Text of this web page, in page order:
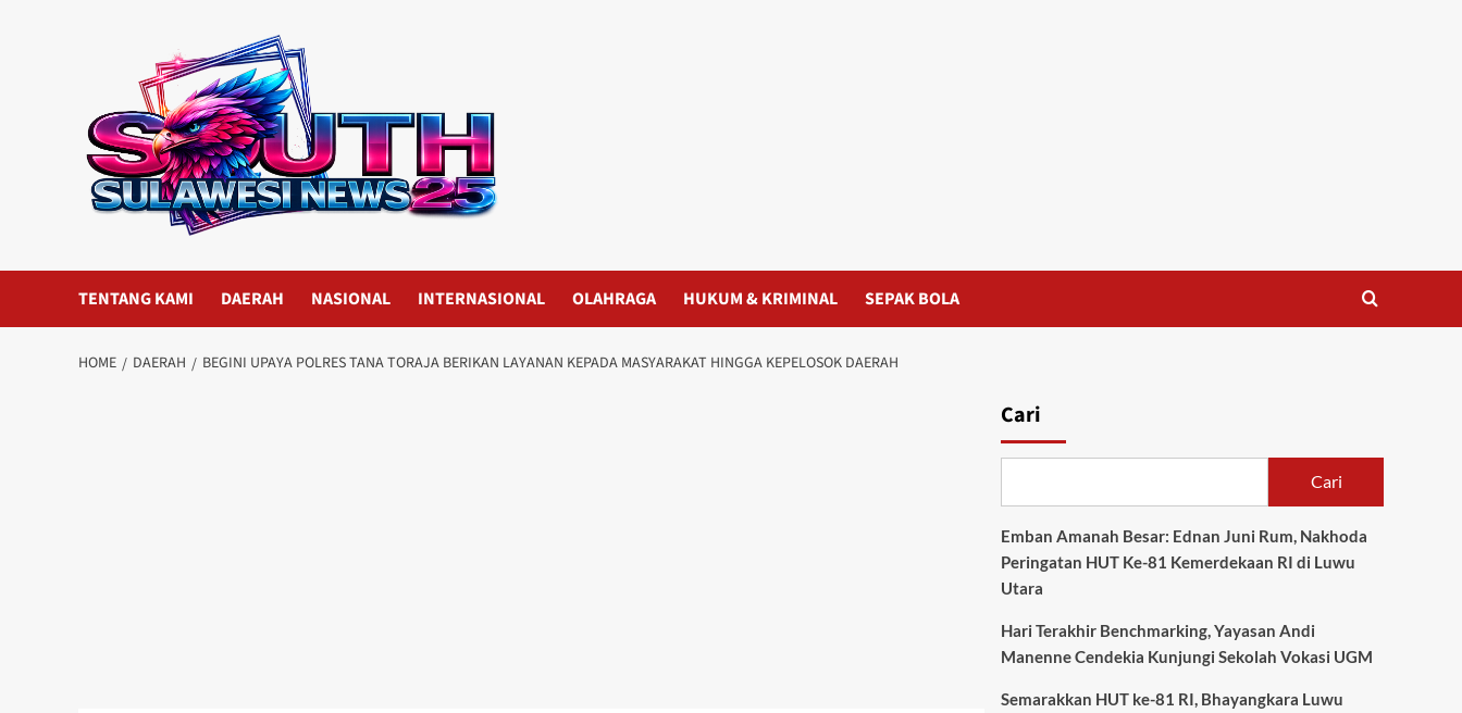
TENTANG KAMI DAERAH NASIONAL INTERNASIONAL OLAHRAGA HUKUM & KRIMINAL SEPAK BOLA
HOME DAERAH BEGINI UPAYA POLRES TANA TORAJA BERIKAN LAYANAN KEPADA MASYARAKAT HINGGA KEPELOSOK DAERAH
Cari
Cari
Emban Amanah Besar: Ednan Juni Rum, Nakhoda
Peringatan HUT Ke-81 Kemerdekaan RI di Luwu
Utara
Hari Terakhir Benchmarking, Yayasan Andi
Manenne Cendekia Kunjungi Sekolah Vokasi UGM
Semarakkan HUT ke-81 RI, Bhayangkara Luwu